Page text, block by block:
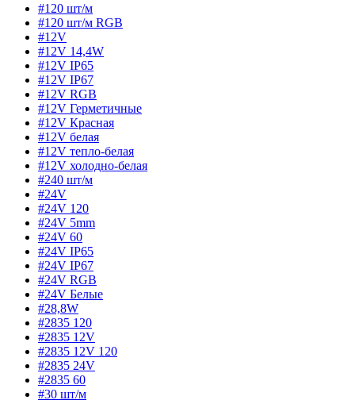
#120 шт/м
#120 шт/м RGB
#12V
#12V 14,4W
#12V IP65
#12V IP67
#12V RGB
#12V Герметичные
#12V Красная
#12V белая
#12V тепло-белая
#12V холодно-белая
#240 шт/м
#24V
#24V 120
#24V 5mm
#24V 60
#24V IP65
#24V IP67
#24V RGB
#24V Белые
#28,8W
#2835 120
#2835 12V
#2835 12V 120
#2835 24V
#2835 60
#30 шт/м